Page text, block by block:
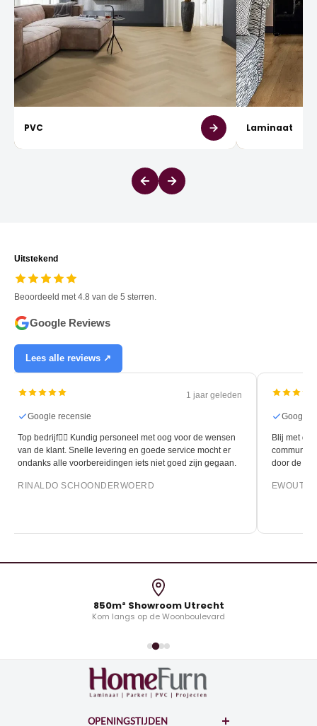
PVC Laminaat
Uitstekend
Beoordeeld met 4.8 van de 5 sterren.
Google Reviews
Lees alle reviews ↗
1 jaar geleden
Google recensie
Top bedrijf👍🏻 Kundig personeel met oog voor de wensen
van de klant. Snelle levering en goede service mocht er
ondanks alle voorbereidingen iets niet goed zijn gegaan.
RINALDO SCHOONDERWOERD
Google
Blij met de
door de
EWOUT
850m² Showroom Utrecht
Kom langs op de Woonboulevard
OPENINGSTIJDEN